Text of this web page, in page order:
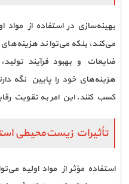
بهینه‌سازی در استفاده از
می‌کند، بلکه می‌تواند
ضایعات و بهبود فرآیند
هزینه‌های خود را پایین نگه
کسب کنند. این امر به تقویت
تأثیرات زیست‌محیطی
استفاده مؤثر از مواد اولیه